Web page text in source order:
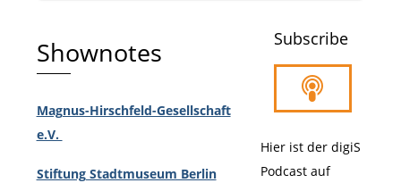
Shownotes
Magnus-Hirschfeld-Gesellschaft
e.V.
Stiftung Stadtmuseum Berlin
Subscribe
Hier ist der digiS
Podcast auf